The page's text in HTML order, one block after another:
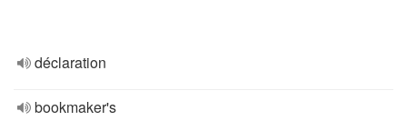
déclaration
bookmaker's